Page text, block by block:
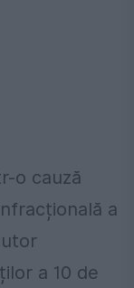
o cauză
a
a 10 de